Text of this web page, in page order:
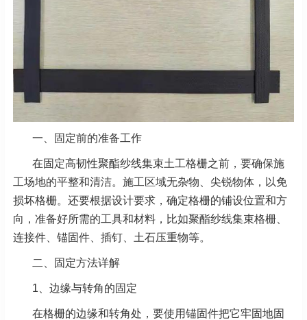
一、固定前的准备工作
在固定高韧性聚酯纱线集束土工格栅之前，要确保施
工场地的平整和清洁。施工区域无杂物、尖锐物体， 以免
损坏格栅。还要根据设计要求，确定格栅的铺设位置和方
向，准备好所需的工具和材料，比如聚酯纱线集束格栅、
连接件、锚固件、插钉、土石压重物等。
二、固定方法详解
1、边缘与转角的固定
在格栅的边缘和转角处，要使用锚固件把它牢固地固